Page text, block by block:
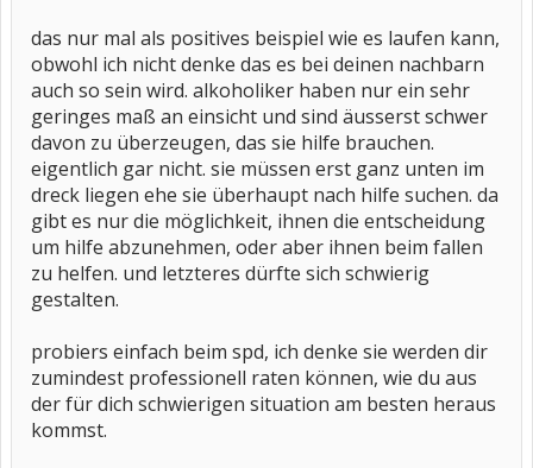
das nur mal als positives beispiel wie es laufen kann,
obwohl ich nicht denke das es bei deinen nachbarn
auch so sein wird. alkoholiker haben nur ein sehr
geringes maß an einsicht und sind äusserst schwer
davon zu überzeugen, das sie hilfe brauchen.
eigentlich gar nicht. sie müssen erst ganz unten im
dreck liegen ehe sie überhaupt nach hilfe suchen. da
gibt es nur die möglichkeit, ihnen die entscheidung
um hilfe abzunehmen, oder aber ihnen beim fallen
zu helfen. und letzteres dürfte sich schwierig
gestalten.
probiers einfach beim spd, ich denke sie werden dir
zumindest professionell raten können, wie du aus
der für dich schwierigen situation am besten heraus
kommst.